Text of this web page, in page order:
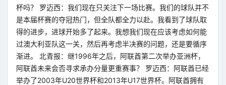
杯吗？ 罗迈西：我们现在只关注下一场比赛。我们的球队并不
是本届杯赛的夺冠热门，但全队都全力以赴。我看到了球队取
得的进步，进球开始多了起来。我想我们现在应该考虑如何能
过澳大利亚队这一关，然后再考虑半决赛的问题，还是要循序
渐进。 北青报：继1996年之后，阿联酋第二次举办亚洲杯，
阿联酋未来会否寻求承办分量更重赛事？ 罗迈西：阿联酋已经
举办了2003年U20世界杯和2013年U17世界杯。阿联酋拥有